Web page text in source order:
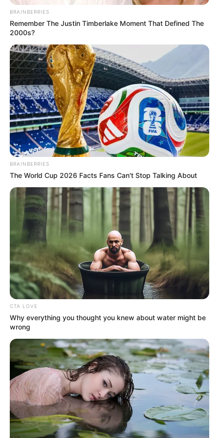
En muchos casos,
existen cuentas de ahorro, depósitos
electrónicos o certificados de depósito a término (CDT)
a nombre del fallecido
, cuyo retiro puede hacerse sin
necesidad de iniciar un proceso de sucesión, siempre y
cuando se cumplan ciertos requisitos establecidos por la
ley.
Cómo reclamar dinero del banco de un
familiar fallecido: vea el paso a paso
Crédito:
Freepik.
BRAINBERRIES
Remember The Justin Timberlake Moment That Defined The
2000s?
BRAINBERRIES
The World Cup 2026 Facts Fans Can't Stop Talking About
CTA LOVE
Why everything you thought you knew about water might be
wrong